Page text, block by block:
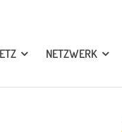
NETZWERK